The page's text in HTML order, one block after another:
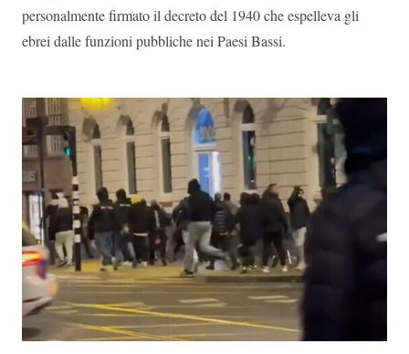
personalmente firmato il decreto del 1940 che espelleva gli
ebrei dalle funzioni pubbliche nei Paesi Bassi.